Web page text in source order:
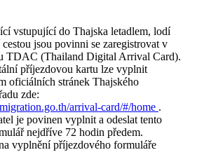
vstupující do Thajska letadlem, lodí
jsou povinni se zaregistrovat v
TDAC (Thailand Digital Arrival Card).
příjezdovou kartu lze vyplnit
oficiálních stránek Thajského
zde:
arrival-card/#/home .
je povinen vyplnit a odeslat tento
nejdříve 72 hodin předem.
vyplnění příjezdového formuláře